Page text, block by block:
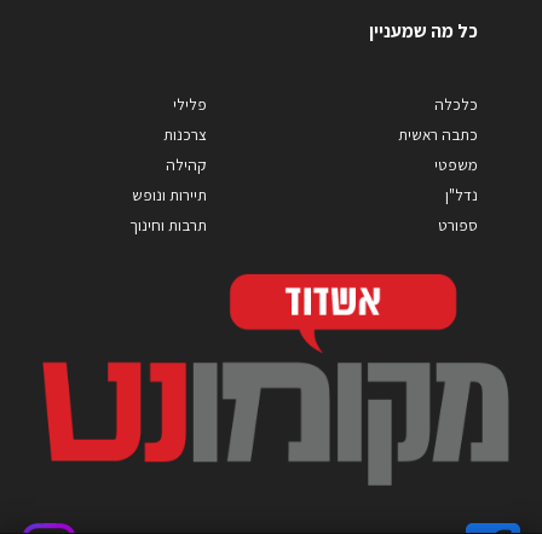
כל מה שמעניין
כלכלה
כתבה ראשית
משפטי
נדל"ן
ספורט
פלילי
צרכנות
קהילה
תיירות ונופש
תרבות וחינוך